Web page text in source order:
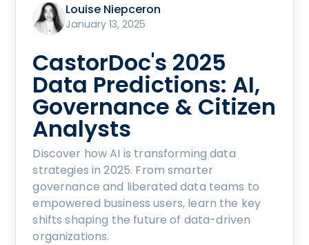
Louise Niepceron
January 13, 2025
CastorDoc's 2025
Data Predictions: AI,
Governance & Citizen
Analysts
Discover how AI is transforming data
strategies in 2025. From smarter
governance and liberated data teams to
empowered business users, learn the key
shifts shaping the future of data-driven
organizations.